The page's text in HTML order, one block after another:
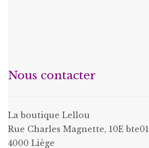
Nous contacter
La boutique Lellou
Rue Charles Magnette, 10E bte01
4000 Liège